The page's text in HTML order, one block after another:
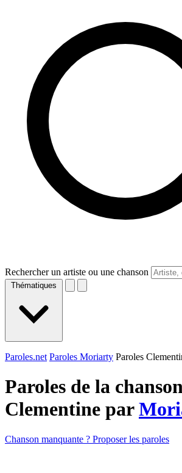
Rechercher un artiste ou une chanson
Thématiques
Paroles.net Paroles Moriarty Paroles
Paroles de la
Clementine par
Chanson manquante ? Proposer les paroles